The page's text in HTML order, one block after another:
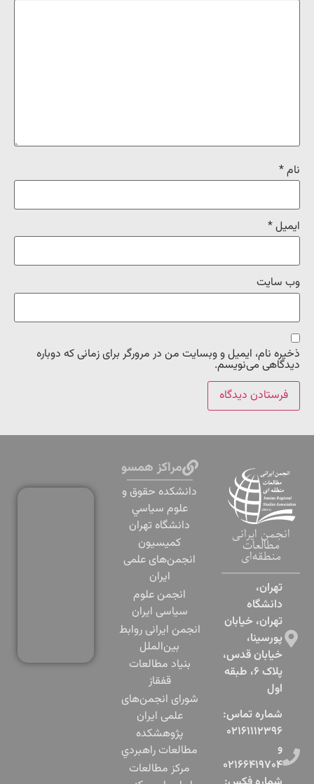
نام*
ایمیل*
وب‌ سایت
ذخیره نام، ایمیل و وبسایت من در مرورگر برای زمانی که دوباره
دیدگاهی می‌نویسم.
انجمن ایرانی
مطالعات
منطقه‌ای
تهران،
دانشگاه
تهران، خیابان
پورسینا،
خیابان قدس،
پلاک ۶، طبقه
اول​
شماره تماس:
۰۲۱۶۱۱۱۲۳۹۶
و
۰۲۱۶۶۴۱۹۷۰۴
مراکز همسو
دانشكده حقوق و
علوم سياسي
دانشگاه تهران
کمیسیون
انجمن‌های علمی
ایران
انجمن علوم
سیاسی ایران
انجمن ایرانی روابط
بین‌الملل
بنياد مطالعات
قفقاز
شورای انجمن‌های
علمی ایران
پژوهشكده
مطالعات راهبردي
مرکز مطالعات